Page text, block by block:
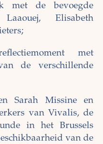
met de bevoegde
Elisabeth
met
de verschillende
Sarah Missine en
van Vivalis, de
in het Brussels
van de